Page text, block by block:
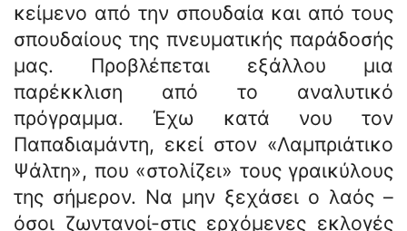
κείμενο από την σπουδαία και από τους
σπουδαίους της πνευματικής παράδοσής
μας. Προβλέπεται εξάλλου μια
παρέκκλιση από το αναλυτικό
πρόγραμμα. Έχω κατά νου τον
Παπαδιαμάντη, εκεί στον «Λαμπριάτικο
Ψάλτη», που «στολίζει» τους γραικύλους
της σήμερον. Να μην ξεχάσει ο λαός –
όσοι ζωντανοί-στις ερχόμενες εκλογές